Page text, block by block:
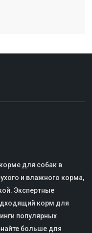
для собак в
и влажного корма,
Экспертные
корм для
популярных
больше для